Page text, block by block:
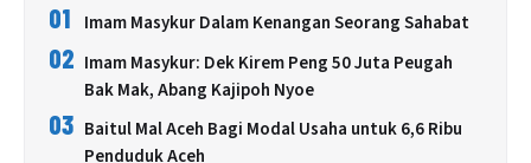
01 Imam Masykur Dalam Kenangan Seorang Sahabat
02 Imam Masykur: Dek Kirem Peng 50 Juta Peugah
Bak Mak, Abang Kajipoh Nyoe
03 Baitul Mal Aceh Bagi Modal Usaha untuk 6,6 Ribu
Penduduk Aceh